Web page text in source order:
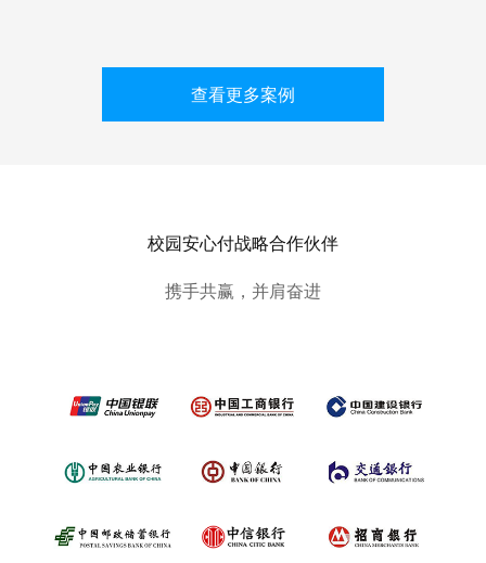
查看更多案例
校园安心付战略合作伙伴
携手共赢，并肩奋进